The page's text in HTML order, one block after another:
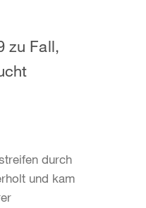
zu Fall,
durch
und kam